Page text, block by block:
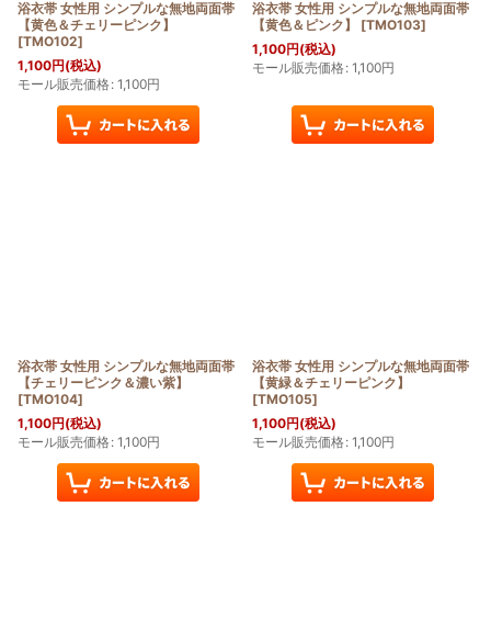
浴衣帯 女性用 シンプルな無地両面帯
【黄色＆チェリーピンク】
[TMO102]
1,100円(税込)
モール販売価格: 1,100円
浴衣帯 女性用 シンプルな無地両面帯
【黄色＆ピンク】
[TMO103]
1,100円(税込)
モール販売価格: 1,100円
浴衣帯 女性用 シンプルな無地両面帯
【チェリーピンク＆濃い紫】
[TMO104]
1,100円(税込)
モール販売価格: 1,100円
浴衣帯 女性用 シンプルな無地両面帯
【黄緑＆チェリーピンク】
[TMO105]
1,100円(税込)
モール販売価格: 1,100円